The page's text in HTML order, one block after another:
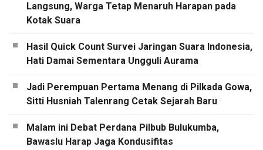
Langsung, Warga Tetap Menaruh Harapan pada
Kotak Suara
Hasil Quick Count Survei Jaringan Suara Indonesia,
Hati Damai Sementara Ungguli Aurama
Jadi Perempuan Pertama Menang di Pilkada Gowa,
Sitti Husniah Talenrang Cetak Sejarah Baru
Malam ini Debat Perdana Pilbub Bulukumba,
Bawaslu Harap Jaga Kondusifitas